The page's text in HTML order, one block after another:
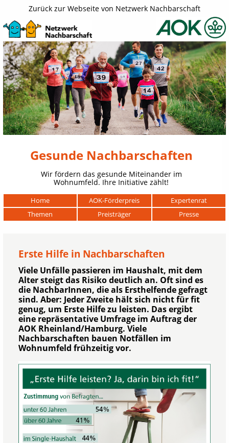
Zurück zur Webseite von Netzwerk Nachbarschaft
Gesunde Nachbarschaften
Wir fördern das gesunde Miteinander im
Wohnumfeld. Ihre Initiative zählt!
Navigation
überspringen
Home AOK-Förderpreis
Expertenrat
Themen
Preisträger Presse
Erste Hilfe in Nachbarschaften
Viele Unfälle passieren im Haushalt, mit dem
Alter steigt das Risiko deutlich an. Oft sind es
die NachbarInnen, die als Ersthelfende gefragt
sind. Aber: Jeder Zweite hält sich nicht für fit
genug, um Erste Hilfe zu leisten. Das ergibt
eine repräsentative Umfrage im Auftrag der
AOK Rheinland/Hamburg. Viele
Nachbarschaften bauen Notfällen im
Wohnumfeld frühzeitig vor.